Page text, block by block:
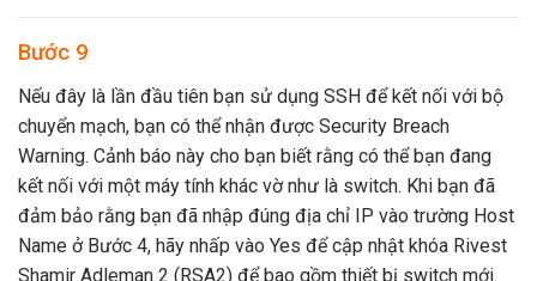
Bước 9
Nếu đây là lần đầu tiên bạn sử dụng SSH để kết nối với bộ
chuyển mạch, bạn có thể nhận được Security Breach
Warning. Cảnh báo này cho bạn biết rằng có thể bạn đang
kết nối với một máy tính khác vờ như là switch. Khi bạn đã
đảm bảo rằng bạn đã nhập đúng địa chỉ IP vào trường Host
Name ở Bước 4, hãy nhấp vào Yes để cập nhật khóa Rivest
Shamir Adleman 2 (RSA2) để bao gồm thiết bị switch mới.